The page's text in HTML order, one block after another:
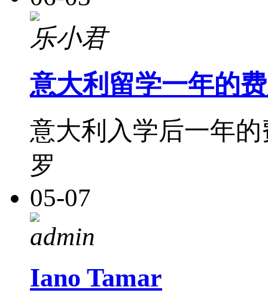
乐小君
意大利留学一年的
意大利入学后一年
罗
05-07
admin
Iano Tamar